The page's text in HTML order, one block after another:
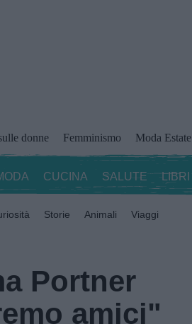
donne Femminismo Moda Estate
CUCINA SALUTE LIBRI
Storie Animali Viaggi
Portner
amici"